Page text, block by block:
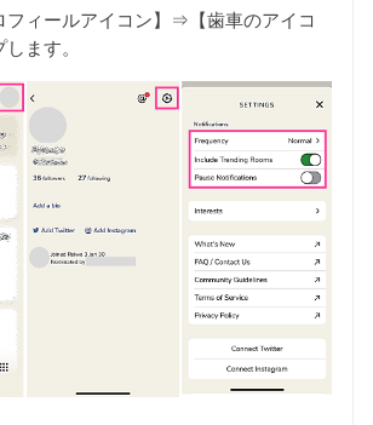
フィールアイコン】⇒【歯車のアイコ
ます。